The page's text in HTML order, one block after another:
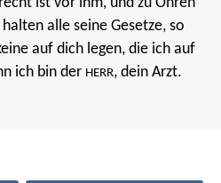
alle seine Gesetze, so
auf dich legen, die ich auf
ich bin der HERR, dein Arzt.